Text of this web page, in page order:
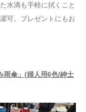
水滴も手軽に拭くこと
可。プレゼントにもお
雨傘」(婦人用6色/紳士